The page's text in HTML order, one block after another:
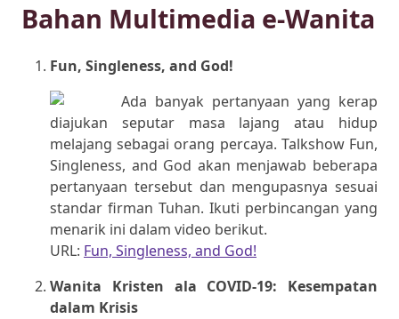
Bahan Multimedia e-Wanita
Fun, Singleness, and God!
Ada banyak pertanyaan yang kerap
diajukan seputar masa lajang atau hidup
melajang sebagai orang percaya. Talkshow Fun,
Singleness, and God akan menjawab beberapa
pertanyaan tersebut dan mengupasnya sesuai
standar firman Tuhan. Ikuti perbincangan yang
menarik ini dalam video berikut.
URL: Fun, Singleness, and God!
Wanita Kristen ala COVID-19: Kesempatan
dalam Krisis